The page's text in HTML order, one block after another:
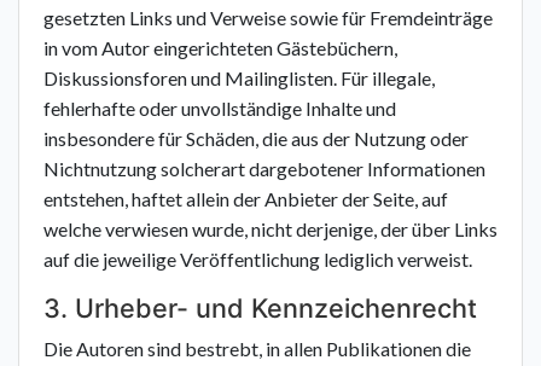
gesetzten Links und Verweise sowie für Fremdeinträge
in vom Autor eingerichteten Gästebüchern,
Diskussionsforen und Mailinglisten. Für illegale,
fehlerhafte oder unvollständige Inhalte und
insbesondere für Schäden, die aus der Nutzung oder
Nichtnutzung solcherart dargebotener Informationen
entstehen, haftet allein der Anbieter der Seite, auf
welche verwiesen wurde, nicht derjenige, der über Links
auf die jeweilige Veröffentlichung lediglich verweist.
3. Urheber- und Kennzeichenrecht
Die Autoren sind bestrebt, in allen Publikationen die